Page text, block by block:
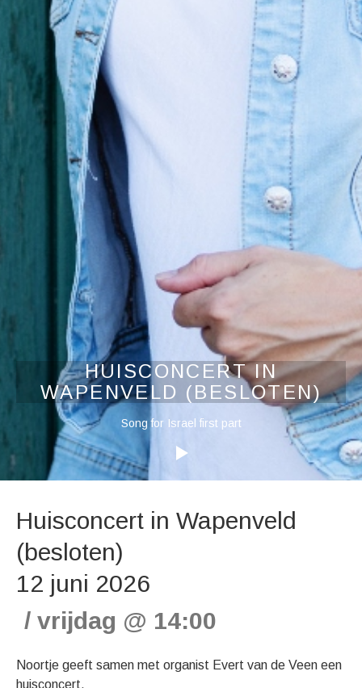
HUISCONCERT IN
WAPENVELD (BESLOTEN)
Audiospeler
Song for Israel first part
Huisconcert in Wapenveld
(besloten)
12 juni 2026
vrijdag @ 14:00
Noortje geeft samen met organist Evert van de Veen een
huisconcert.